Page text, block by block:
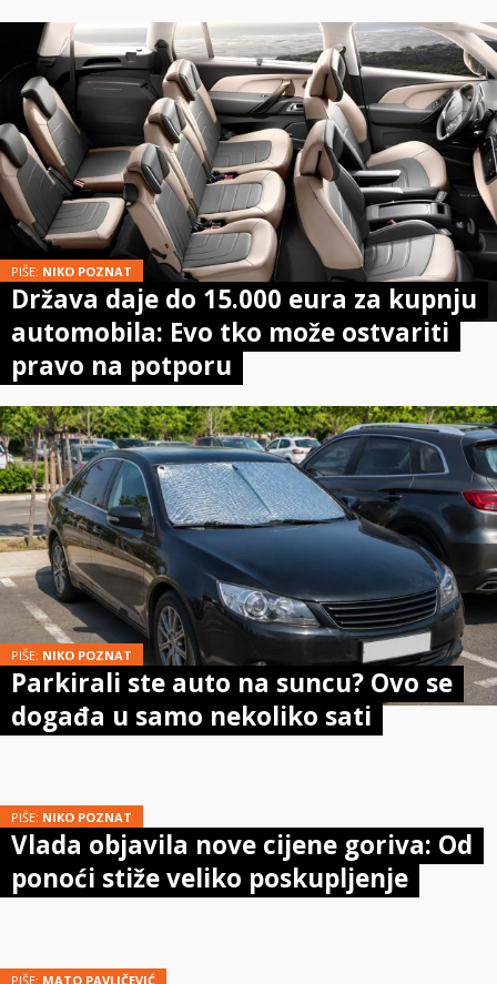
PIŠE: NIKO POZNAT
Država daje do 15.000 eura za kupnju
automobila: Evo tko može ostvariti
pravo na potporu
PIŠE: NIKO POZNAT
Parkirali ste auto na suncu? Ovo se
događa u samo nekoliko sati
PIŠE: NIKO POZNAT
Vlada objavila nove cijene goriva: Od
ponoći stiže veliko poskupljenje
PIŠE: MATO PAVLIČEVIĆ